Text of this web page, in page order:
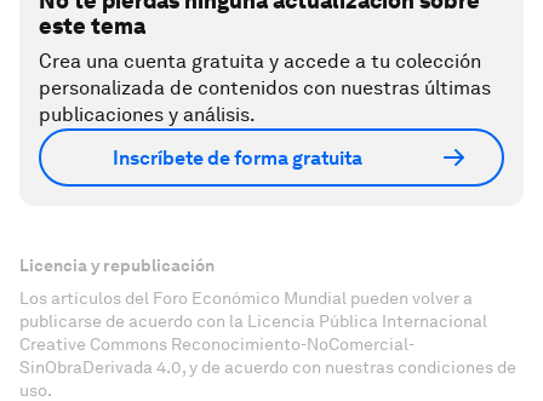
este tema
Crea una cuenta gratuita y accede a tu colección
personalizada de contenidos con nuestras últimas
publicaciones y análisis.
Inscríbete de forma gratuita
Licencia y republicación
Los artículos del Foro Económico Mundial pueden volver a
publicarse de acuerdo con la Licencia Pública Internacional
Creative Commons Reconocimiento-NoComercial-
SinObraDerivada 4.0, y de acuerdo con nuestras condiciones de
uso.